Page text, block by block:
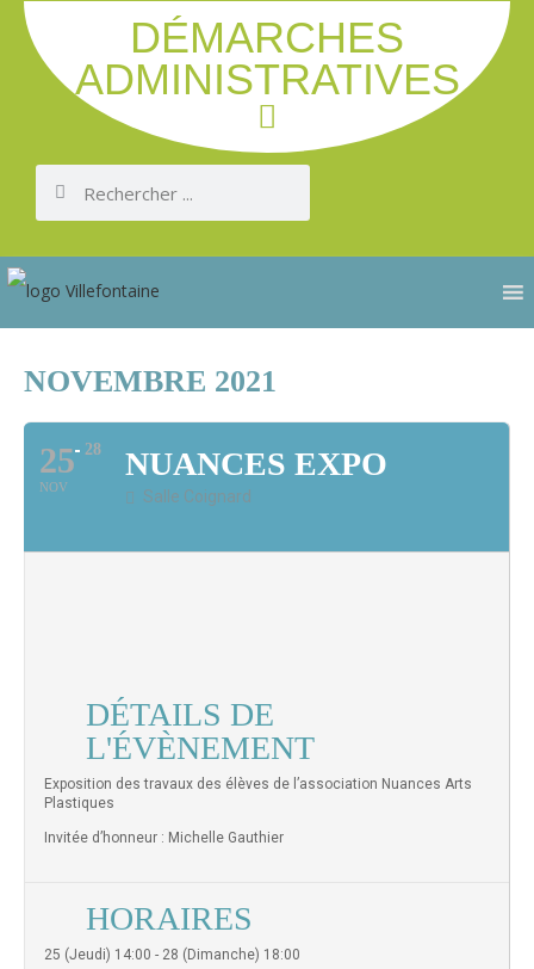
DÉMARCHES
ADMINISTRATIVES
NOVEMBRE 2021
25
NOV
28 NUANCES EXPO
Salle Coignard
DÉTAILS DE
L'ÉVÈNEMENT
Exposition des travaux des élèves de l’association Nuances Arts
Plastiques
Invitée d’honneur : Michelle Gauthier
HORAIRES
25 (Jeudi) 14:00 - 28 (Dimanche) 18:00